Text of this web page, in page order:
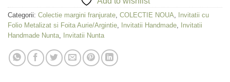
Categorii: Colectie margini franjurate COLECTIE NOUA
Invitatii cu
Folio Metalizat si Foita Aurie/Argintie Invitatii Handmade Invitatii
Handmade Nunta Invitatii Nunta